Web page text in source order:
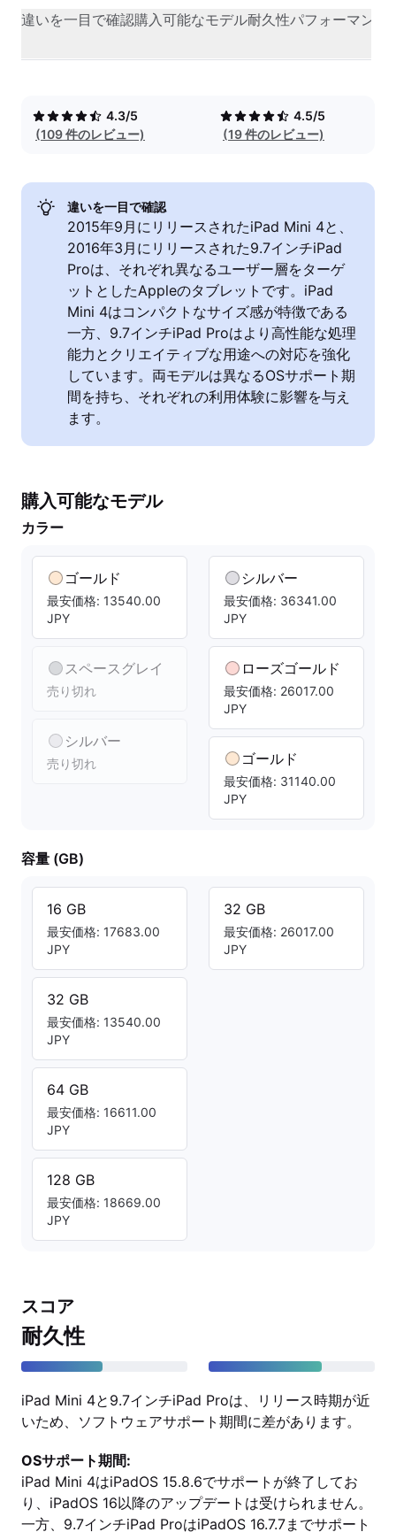
違いを一目で確認購入可能なモデル耐久性パフォーマンス
4.3/5
(109 件のレビュー)
4.5/5
(19 件のレビュー)
違いを一目で確認
2015年9月にリリースされたiPad Mini 4と、
2016年3月にリリースされた9.7インチiPad
Proは、それぞれ異なるユーザー層をターゲ
ットとしたAppleのタブレットです。iPad
Mini 4はコンパクトなサイズ感が特徴である
一方、9.7インチiPad Proはより高性能な処理
能力とクリエイティブな用途への対応を強化
しています。両モデルは異なるOSサポート期
間を持ち、それぞれの利用体験に影響を与え
ます。
購入可能なモデル
カラー
ゴールド
最安価格: 13540.00
JPY
スペースグレイ
売り切れ
シルバー
売り切れ
シルバー
最安価格: 36341.00
JPY
ローズゴールド
最安価格: 26017.00
JPY
ゴールド
最安価格: 31140.00
JPY
容量 (GB)
16 GB
最安価格: 17683.00
JPY
32 GB
最安価格: 13540.00
JPY
64 GB
最安価格: 16611.00
JPY
128 GB
最安価格: 18669.00
JPY
32 GB
最安価格: 26017.00
JPY
スコア
耐久性
iPad Mini 4と9.7インチiPad Proは、リリース時期が近
いため、ソフトウェアサポート期間に差があります。
OSサポート期間:
iPad Mini 4はiPadOS 15.8.6でサポートが終了してお
り、iPadOS 16以降のアップデートは受けられません。
一方、9.7インチiPad ProはiPadOS 16.7.7までサポート